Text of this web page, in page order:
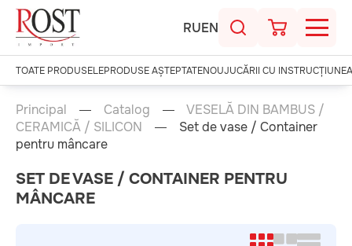
RUEN
TOATE PRODUSELEPRODUSE AȘTEPTATENOUJUCĂRII CU
Principal Catalog
VESELĂ DIN BAMBUS /
CERAMICĂ / SILICON
Set de vase / Container
pentru mâncare
SET DE VASE / CONTAINER PENTRU
MÂNCARE